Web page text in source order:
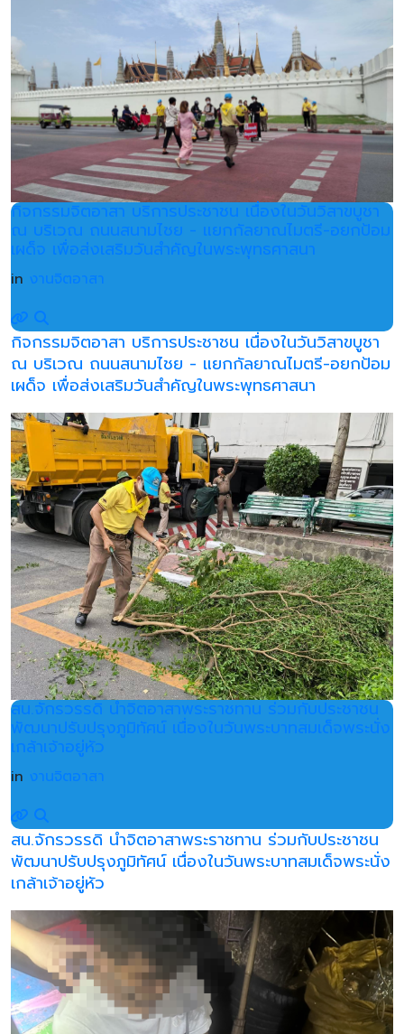
กิจกรรมจิตอาสา บริการประชาชน เนื่องในวันวิสาขบูชา
ณ บริเวณ ถนนสนามไชย - แยกกัลยาณไมตรี-อยกป้อม
เผด็จ เพื่อส่งเสริมวันสำคัญในพระพุทธศาสนา
in งานจิตอาสา
กิจกรรมจิตอาสา บริการประชาชน เนื่องในวันวิสาขบูชา
ณ บริเวณ ถนนสนามไชย - แยกกัลยาณไมตรี-อยกป้อม
เผด็จ เพื่อส่งเสริมวันสำคัญในพระพุทธศาสนา
สน.จักรวรรดิ นำจิตอาสาพระราชทาน ร่วมกับประชาชน
พัฒนาปรับปรุงภูมิทัศน์ เนื่องในวันพระบาทสมเด็จพระนั่ง
เกล้าเจ้าอยู่หัว
in งานจิตอาสา
สน.จักรวรรดิ นำจิตอาสาพระราชทาน ร่วมกับประชาชน
พัฒนาปรับปรุงภูมิทัศน์ เนื่องในวันพระบาทสมเด็จพระนั่ง
เกล้าเจ้าอยู่หัว